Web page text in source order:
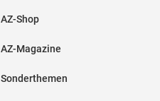
AZ-Shop
AZ-Magazine
Sonderthemen